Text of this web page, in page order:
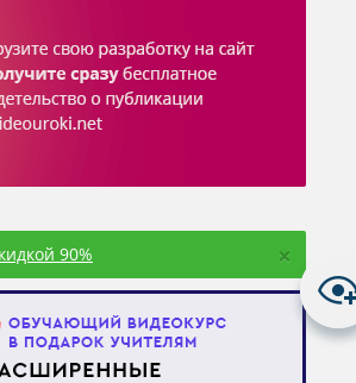
90% ×